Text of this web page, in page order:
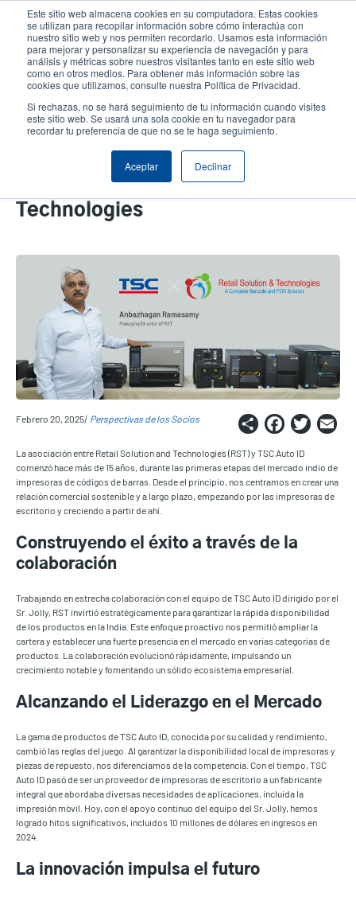
Este sitio web almacena cookies en su computadora. Estas cookies
se utilizan para recopilar información sobre cómo interactúa con
nuestro sitio web y nos permiten recordarlo. Usamos esta información
para mejorar y personalizar su experiencia de navegación y para
análisis y métricas sobre nuestros visitantes tanto en este sitio web
como en otros medios. Para obtener más información sobre las
cookies que utilizamos, consulte nuestra Política de Privacidad.
Si rechazas, no se hará seguimiento de tu información cuando visites
este sitio web. Se usará una sola cookie en tu navegador para
recordar tu preferencia de que no se te haga seguimiento.
Aceptar Declinar
contenido
principal
User
account
menu
User
Header
Selector de productos
15 años de colaboración y
progreso con Retail Solution and
Technologies
Febrero 20, 2025 Perspectivas de los Socios Share
La asociación entre Retail Solution and Technologies (RST) y TSC Auto ID
comenzó hace más de 15 años, durante las primeras etapas del mercado indio de
impresoras de códigos de barras. Desde el principio, nos centramos en crear una
relación comercial sostenible y a largo plazo, empezando por las impresoras de
escritorio y creciendo a partir de ahí.
Construyendo el éxito a través de la
colaboración
Trabajando en estrecha colaboración con el equipo de TSC Auto ID dirigido por el
Sr. Jolly, RST invirtió estratégicamente para garantizar la rápida disponibilidad
de los productos en la India. Este enfoque proactivo nos permitió ampliar la
cartera y establecer una fuerte presencia en el mercado en varias categorías de
productos. La colaboración evolucionó rápidamente, impulsando un
crecimiento notable y fomentando un sólido ecosistema empresarial.
Alcanzando el Liderazgo en el Mercado
La gama de productos de TSC Auto ID, conocida por su calidad y rendimiento,
cambió las reglas del juego. Al garantizar la disponibilidad local de impresoras y
piezas de repuesto, nos diferenciamos de la competencia. Con el tiempo, TSC
Auto ID pasó de ser un proveedor de impresoras de escritorio a un fabricante
integral que abordaba diversas necesidades de aplicaciones, incluida la
impresión móvil. Hoy, con el apoyo continuo del equipo del Sr. Jolly, hemos
logrado hitos significativos, incluidos 10 millones de dólares en ingresos en
2024.
La innovación impulsa el futuro